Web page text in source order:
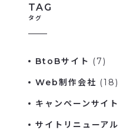
TAG
タグ
BtoBサイト (7)
Web制作会社 (18)
キャンペーンサイト
サイトリニューアル